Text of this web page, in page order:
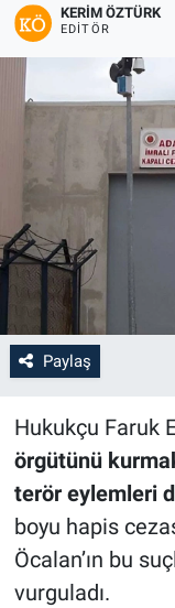
KERIM ÖZTÜRK
EDITÖR
Paylaş
Hukukçu Faruk
örgütünü
terör eylemleri
boyu hapis
Öcalan’ın bu
vurguladı.